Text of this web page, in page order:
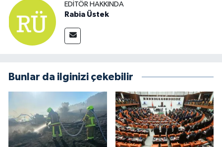
EDITÖR HAKKINDA
Rabia Üstek
Bunlar da ilginizi çekebilir